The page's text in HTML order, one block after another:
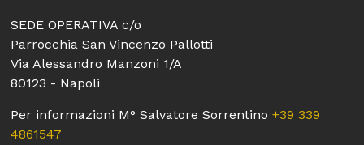
di
Napoli
Solidarietà
SEDE OPERATIVA c/o
Parrocchia San Vincenzo Pallotti
Via Alessandro Manzoni 1/A
80123 - Napoli
Per informazioni M° Salvatore Sorrentino+39 339
4861547